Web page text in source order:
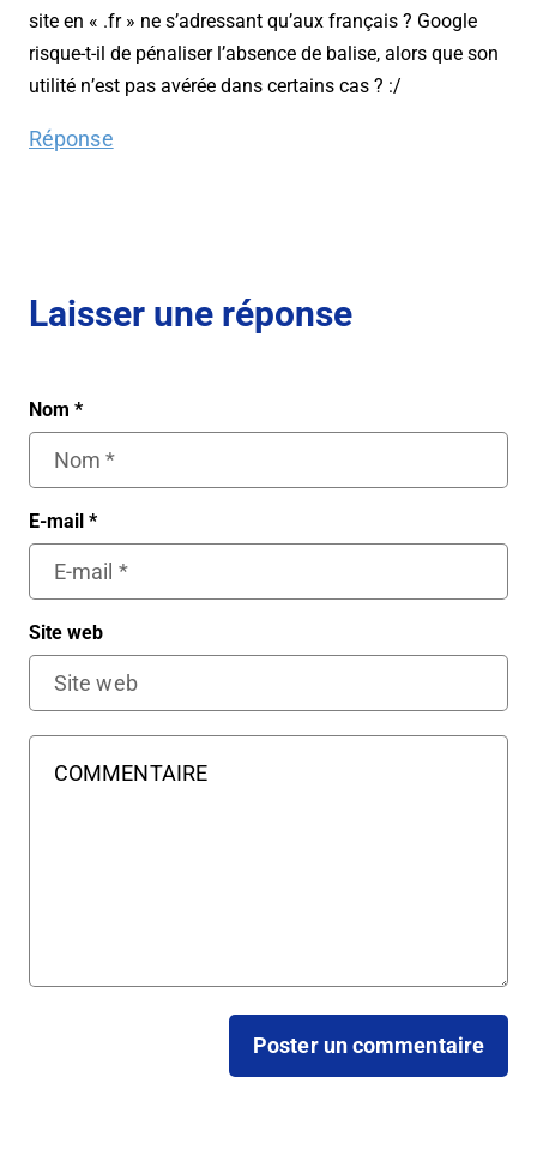
site en « .fr » ne s’adressant qu’aux français ? Google
risque-t-il de pénaliser l’absence de balise, alors que son
utilité n’est pas avérée dans certains cas ? :/
Réponse
Laisser une réponse
Nom *
E-mail *
Site web